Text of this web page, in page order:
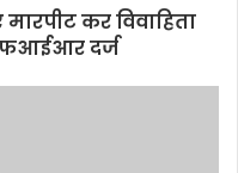
कर विवाहिता
दर्ज